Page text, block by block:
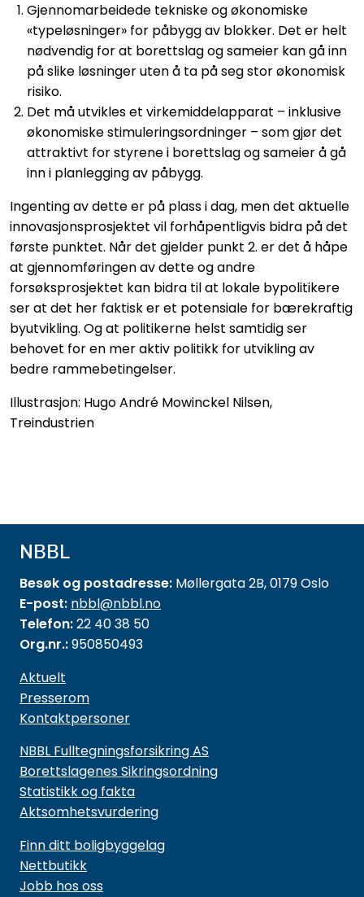
Gjennomarbeidede tekniske og økonomiske
«typeløsninger» for påbygg av blokker. Det er helt
nødvendig for at borettslag og sameier kan gå inn
på slike løsninger uten å ta på seg stor økonomisk
risiko.
Det må utvikles et virkemiddelapparat – inklusive
økonomiske stimuleringsordninger – som gjør det
attraktivt for styrene i borettslag og sameier å gå
inn i planlegging av påbygg.
Ingenting av dette er på plass i dag, men det aktuelle
innovasjonsprosjektet vil forhåpentligvis bidra på det
første punktet. Når det gjelder punkt 2. er det å håpe
at gjennomføringen av dette og andre
forsøksprosjektet kan bidra til at lokale bypolitikere
ser at det her faktisk er et potensiale for bærekraftig
byutvikling. Og at politikerne helst samtidig ser
behovet for en mer aktiv politikk for utvikling av
bedre rammebetingelser.
Illustrasjon: Hugo André Mowinckel Nilsen,
Treindustrien
NBBL
Besøk og postadresse: Møllergata 2B, 0179 Oslo
E-post: nbbl@nbbl.no
Telefon:22 40 38 50
Org.nr.:950850493
Aktuelt
Presserom
Kontaktpersoner
NBBL Fulltegningsforsikring AS
Borettslagenes Sikringsordning
Statistikk og fakta
Aktsomhetsvurdering
Finn ditt boligbyggelag
Nettbutikk
Jobb hos oss